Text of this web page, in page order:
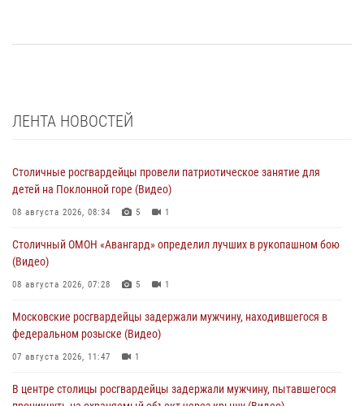
ЛЕНТА НОВОСТЕЙ
Столичные росгвардейцы провели патриотическое занятие для
детей на Поклонной горе (Видео)
08 августа 2026, 08:34 5 1
Столичный ОМОН «Авангард» определил лучших в рукопашном бою
(Видео)
08 августа 2026, 07:28 5 1
Московские росгвардейцы задержали мужчину, находившегося в
федеральном розыске (Видео)
07 августа 2026, 11:47 1
В центре столицы росгвардейцы задержали мужчину, пытавшегося